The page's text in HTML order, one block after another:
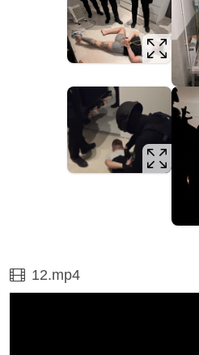
Film
12.mp4